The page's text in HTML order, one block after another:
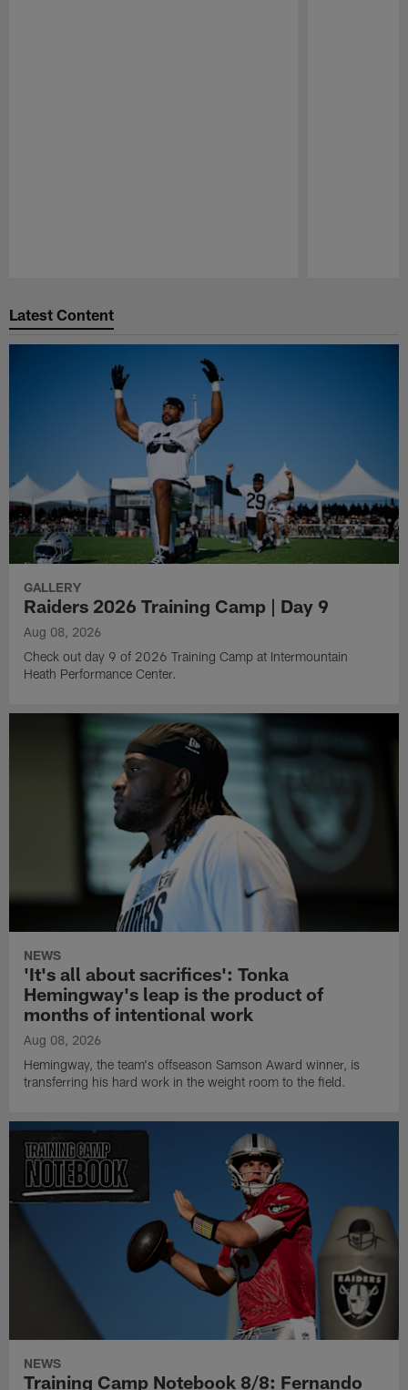
Latest Content
GALLERY
Raiders 2026 Training Camp | Day 9
Aug 08, 2026
Check out day 9 of 2026 Training Camp at Intermountain
Heath Performance Center.
NEWS
'It's all about sacrifices': Tonka
Hemingway's leap is the product of
months of intentional work
Aug 08, 2026
Hemingway, the team's offseason Samson Award winner, is
transferring his hard work in the weight room to the field.
NEWS
Training Camp Notebook 8/8: Fernando